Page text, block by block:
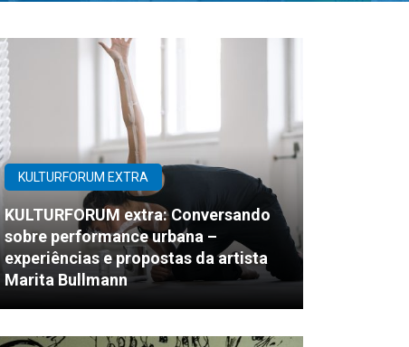
KULTURFORUM EXTRA
KULTURFORUM extra: Conversando
sobre performance urbana –
experiências e propostas da artista
Marita Bullmann